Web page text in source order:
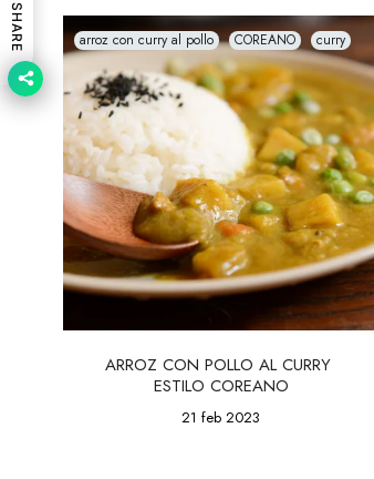
arroz con curry al pollo COREANO curry
ARROZ CON POLLO AL CURRY
ESTILO COREANO
21 feb 2023
SHARE